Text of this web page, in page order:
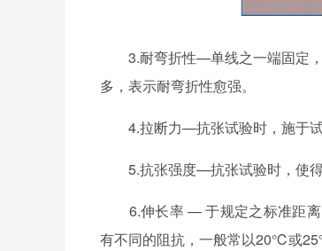
3.耐弯折性—单线之一端固定，
多，表示耐弯折性愈强。
4.拉断力—抗张试验时，施于试
5.抗张强度—抗张试验时，使得
6.伸长率 — 于规定之标准距离
有不同的阻抗，一般常以20℃或